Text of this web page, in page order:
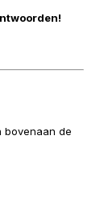
bovenaan de